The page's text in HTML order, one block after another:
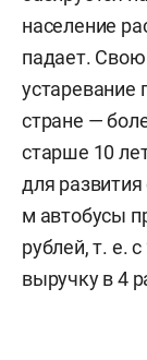
население
падает. Свою
устаревание
стране —
старше 10
для
м автобусы
рублей, т. е.
выручку в 4